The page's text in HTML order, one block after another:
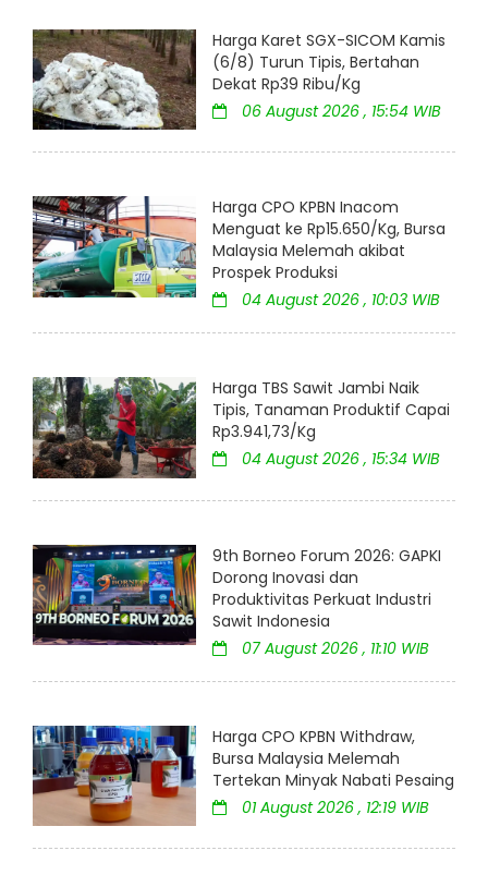
Harga Karet SGX-SICOM Kamis
(6/8) Turun Tipis, Bertahan
Dekat Rp39 Ribu/Kg
06 August 2026 , 15:54 WIB
Harga CPO KPBN Inacom
Menguat ke Rp15.650/Kg, Bursa
Malaysia Melemah akibat
Prospek Produksi
04 August 2026 , 10:03 WIB
Harga TBS Sawit Jambi Naik
Tipis, Tanaman Produktif Capai
Rp3.941,73/Kg
04 August 2026 , 15:34 WIB
9th Borneo Forum 2026: GAPKI
Dorong Inovasi dan
Produktivitas Perkuat Industri
Sawit Indonesia
07 August 2026 , 11:10 WIB
Harga CPO KPBN Withdraw,
Bursa Malaysia Melemah
Tertekan Minyak Nabati Pesaing
01 August 2026 , 12:19 WIB